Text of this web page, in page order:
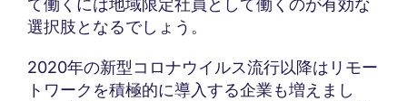
選択肢となるでしょう。
2020年の新型コロナウイルス流行以降はリモー
トワークを積極的に導入する企業も増えまし